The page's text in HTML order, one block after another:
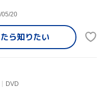
05/20
ら知りたい
DVD